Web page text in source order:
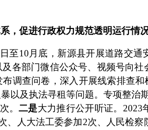
，促进行政权力规范透明运行情况
日至10月底，新源县开展道路交通
各部门微信公众号、视频号向社
调查问卷，深入开展线索排查和
以及执法寻租等问题。专项整治
次。二是大力推行公开听证。 2023
、人大法工委参加2次、人民检察